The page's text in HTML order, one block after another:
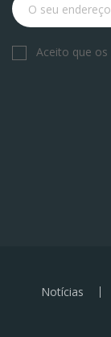
Aceito que
Notícias